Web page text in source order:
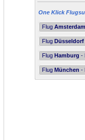
One Klick
Flug Amsterdam
Flug Düsseldorf
Flug Hamburg -
Flug München -